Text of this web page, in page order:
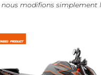
modifions simplement